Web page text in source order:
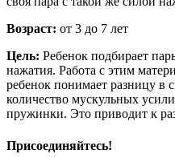
Возраст: от 3 до 7 лет
Цель: Ребенок подбирает
нажатия. Работа с этим
ребенок понимает разницу в
количество мускульных
пружинки. Это приводит к
Присоединяйтесь!